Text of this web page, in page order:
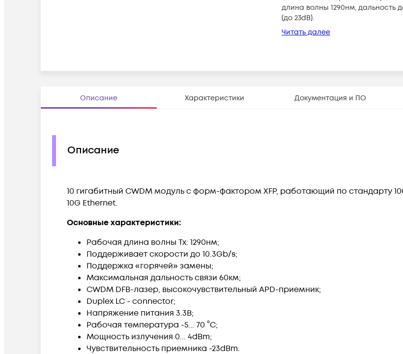
длина волны 1290нм, дальность
(до 23dB).
Читать далее
Описание Характеристики Документация и ПО
Описание
10 гигабитный CWDM модуль с форм-фактором XFP, работающий по стандарту
10G Ethernet.
Основные характеристики:
Рабочая длина волны Tx: 1290нм;
Поддерживает скорости до 10.3Gb/s;
Поддержка «горячей» замены;
Максимальная дальность связи 60км;
CWDM DFB-лазер, высокочувствительный APD-приемник;
Duplex LC - connector;
Напряжение питания 3.3В;
Рабочая температура -5... 70 °C;
Мощность излучения 0... 4dBm;
Чувствительность приемника -23dBm.